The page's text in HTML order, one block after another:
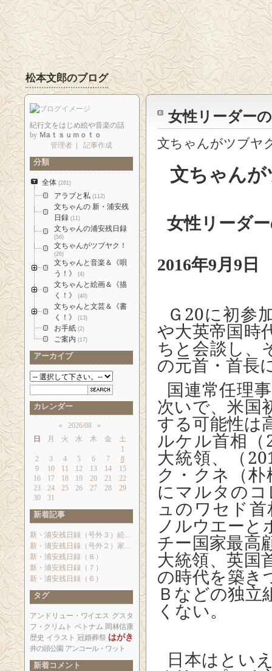
松本文郎のブログ
女性リーダー
文ちゃんがツブヤ
文ちゃん
女性リーダ
2016年9月 9
Ｇ 20に初参
や大英帝国時
ちと会談し、
の元首・首長
国連常任理
次いで、米国
する可能性は
ルケル首相（
大統領、（
ク・クネ（朴
にマルタの
ュのワセド首
ノルウエーと
チー国家最高
大統領、英国
の時代を築き
Ｂなどの独立
くない。
日本はとい
紀行文をはじめ絵や音楽の話
by Ｍaｔｓｕｍｏｔｏ
管理者
記事作成
分類
全体 (281)
アラブと私 (112)
文ちゃんの 新・浦安残
日録 (11)
文ちゃんの浦安残日録
(56)
文ちゃんがツブヤク！
(26)
文ちゃんと音楽＆《唄
う！》
(4)
文ちゃんと絵画＆《描
く！》
(40)
文ちゃんと文芸＆《書
く！》
(13)
お手紙 (2)
ご案内 (17)
アーカイブ
カレンダー
« 2026/08
»
日
月 火 水 木 金
土
1
2
3 4 5 6 7
8
9
10 11 12 13 14
15
16
17 18 19 20 21
22
23
24 25 26 27 28
29
30
31
新着記事
新・浦安残日録（号外３）続...
新・浦安残日録（号外２）家...
新・浦安残日録（８）
新・浦安残日録（７）
新・浦安残日録（６）
タグ
アンドリュー・ワイエス グスタ
フ・クリムト ベトナム 岡林信康
歴史 イラスト 冠婚葬祭 はがき
井の頭公園 アンコール・ワット
新着コメント